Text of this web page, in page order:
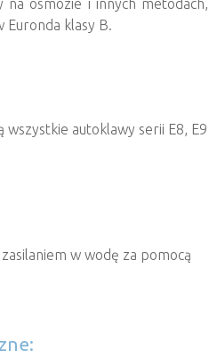
osmozie i innych metodach,
Euronda klasy B.
wszystkie autoklawy serii E8, E9
w wodę za pomocą